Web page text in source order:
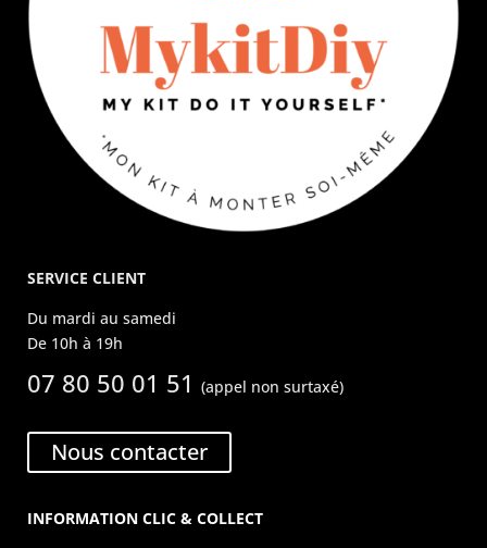
SERVICE CLIENT
Du mardi au samedi
De 10h à 19h
07 80 50 01 51(appel non surtaxé)
Nous contacter
INFORMATION CLIC & COLLECT